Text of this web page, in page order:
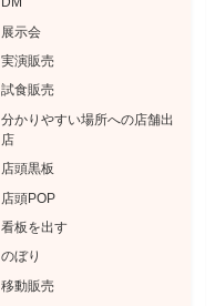
展示会
実演販売
試食販売
分かりやすい場所への店舗出
店
店頭黒板
店頭POP
看板を出す
のぼり
移動販売